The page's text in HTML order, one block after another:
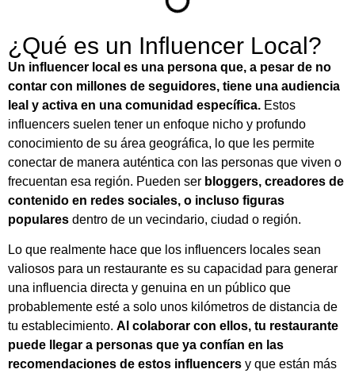
¿Qué es un Influencer Local?
Un influencer local es una persona que, a pesar de no
contar con millones de seguidores, tiene una audiencia
leal y activa en una comunidad específica. Estos
influencers suelen tener un enfoque nicho y profundo
conocimiento de su área geográfica, lo que les permite
conectar de manera auténtica con las personas que viven o
frecuentan esa región. Pueden ser bloggers, creadores de
contenido en redes sociales, o incluso figuras
populares dentro de un vecindario, ciudad o región.
Lo que realmente hace que los influencers locales sean
valiosos para un restaurante es su capacidad para generar
una influencia directa y genuina en un público que
probablemente esté a solo unos kilómetros de distancia de
tu establecimiento. Al colaborar con ellos, tu restaurante
puede llegar a personas que ya confían en las
recomendaciones de estos influencers y que están más